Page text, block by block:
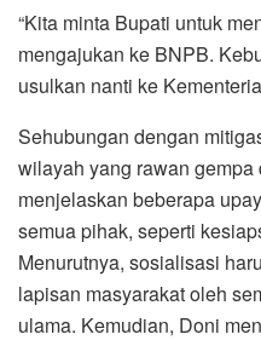
“Kita minta Bupati untuk
mengajukan ke BNPB.
usulkan nanti ke
Sehubungan dengan
wilayah yang rawan
menjelaskan beberapa
semua pihak, seperti
Menurutnya, sosialisasi
lapisan masyarakat oleh
ulama. Kemudian, Doni